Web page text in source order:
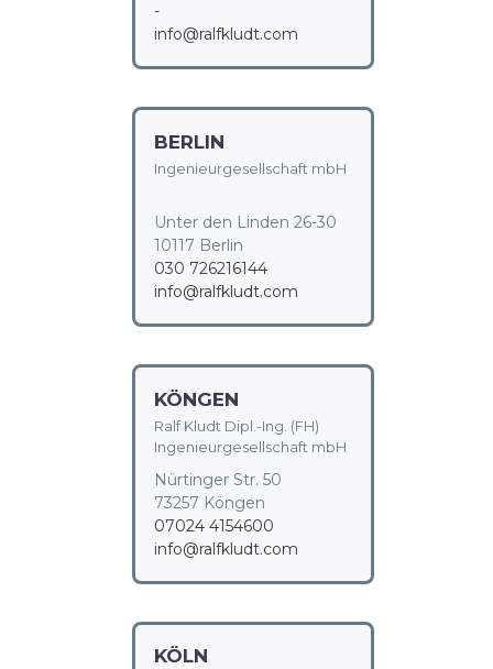
-
info@ralfkludt.com
BERLIN
Ingenieurgesellschaft mbH
Unter den Linden 26-30
10117 Berlin
030 726216144
info@ralfkludt.com
KÖNGEN
Ralf Kludt Dipl.-Ing. (FH)
Ingenieurgesellschaft mbH
Nürtinger Str. 50
73257 Köngen
07024 4154600
info@ralfkludt.com
KÖLN